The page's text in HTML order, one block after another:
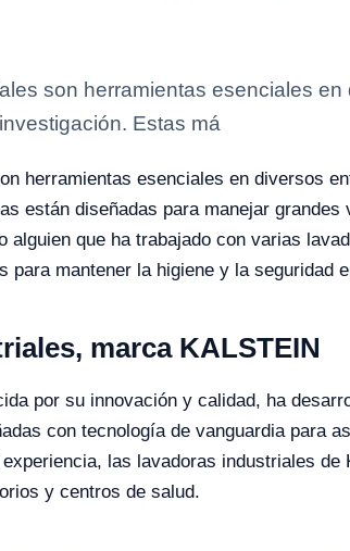
son herramientas esenciales
Estas má
herramientas esenciales en diversos
están diseñadas para manejar
alguien que ha trabajado con varias
para mantener la higiene y la seguridad
marca KALSTEIN
por su innovación y calidad, ha
con tecnología de vanguardia para
las lavadoras industriales
y centros de salud.